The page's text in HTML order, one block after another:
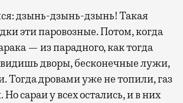
дзынь-дзынь-дзынь! Такая
эти паровозные. Потом, когда
— из парадного, как тогда
дворы, бесконечные лужи,
Тогда дровами уже не топили, газ
сараи у всех остались, и в них